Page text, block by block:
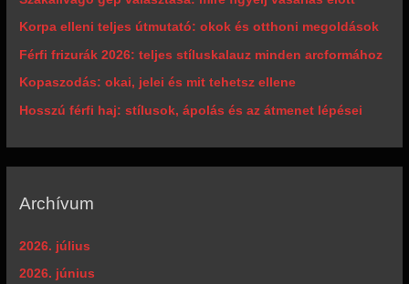
Korpa elleni teljes útmutató: okok és otthoni megoldások
Férfi frizurák 2026: teljes stíluskalauz minden arcformához
Kopaszodás: okai, jelei és mit tehetsz ellene
Hosszú férfi haj: stílusok, ápolás és az átmenet lépései
Archívum
2026. július
2026. június